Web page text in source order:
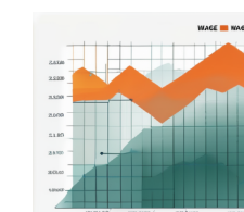
grösseres
Bild